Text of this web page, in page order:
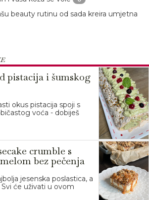
beauty rutinu od sada kreira umjetna
pistacija i šumskog
okus pistacija spoji s
voća - dobiješ
crumble s
bez pečenja
jesenska poslastica, a
će uživati u ovom